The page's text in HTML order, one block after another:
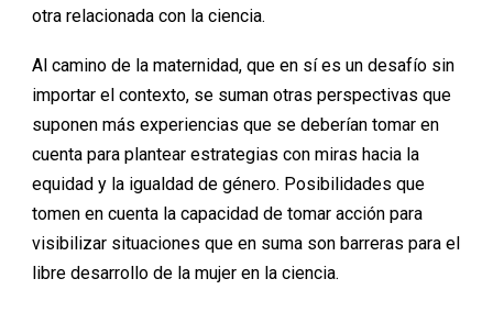
otra relacionada con la ciencia.
Al camino de la maternidad, que en sí es un desafío sin
importar el contexto, se suman otras perspectivas que
suponen más experiencias que se deberían tomar en
cuenta para plantear estrategias con miras hacia la
equidad y la igualdad de género. Posibilidades que
tomen en cuenta la capacidad de tomar acción para
visibilizar situaciones que en suma son barreras para el
libre desarrollo de la mujer en la ciencia.